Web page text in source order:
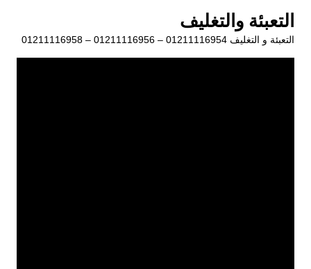
المحتوى
التعبئة والتغليف
التعبئة و التغليف 01211116954 – 01211116956 – 01211116958